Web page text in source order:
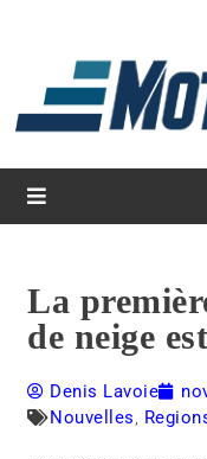
Magazine
La
de neige
Denis Lavoie
Nouvelles,